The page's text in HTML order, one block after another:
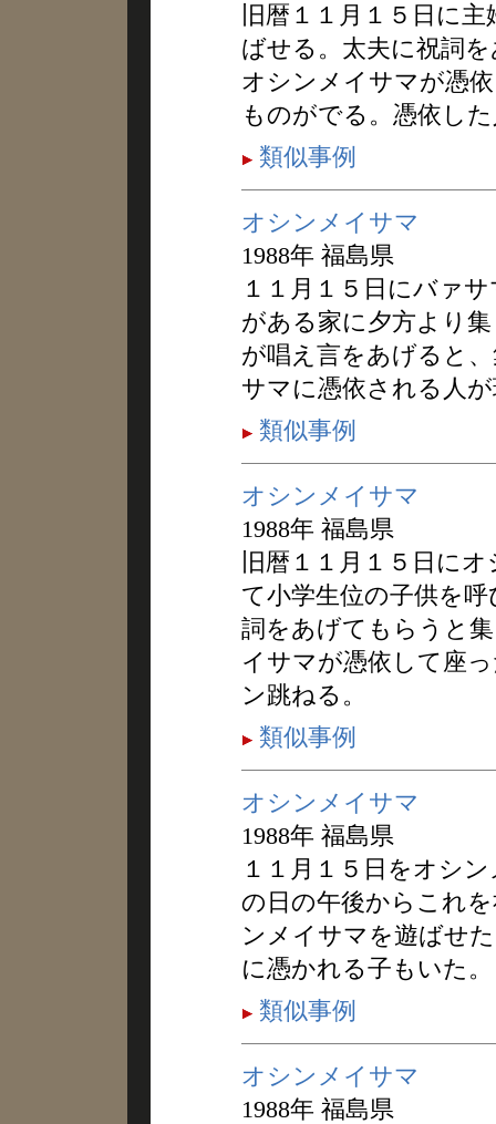
旧暦１１月１５日に
ばせる。太夫に祝詞
オシンメイサマが憑
ものがでる。憑依し
類似事例
オシンメイサマ
1988年 福島県
１１月１５日にバァ
がある家に夕方より
が唱え言をあげると
サマに憑依される人
類似事例
オシンメイサマ
1988年 福島県
旧暦１１月１５日に
て小学生位の子供を
詞をあげてもらうと
イサマが憑依して座
ン跳ねる。
類似事例
オシンメイサマ
1988年 福島県
１１月１５日をオシ
の日の午後からこれ
ンメイサマを遊ばせ
に憑かれる子もいた。
類似事例
オシンメイサマ
1988年 福島県